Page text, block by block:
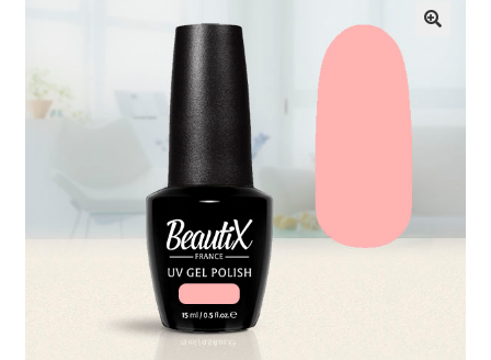
Qui sommes-nous
Sécurité et confidentialité
Validation